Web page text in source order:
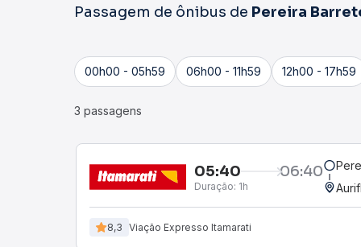
Passagem de ônibus de Pereira
00h00 - 05h59 06h00 - 11h59 12h00 - 17h59
3 passagens
05:40 06:40
Duração: 1h
8,3 Viação Expresso Itamarati